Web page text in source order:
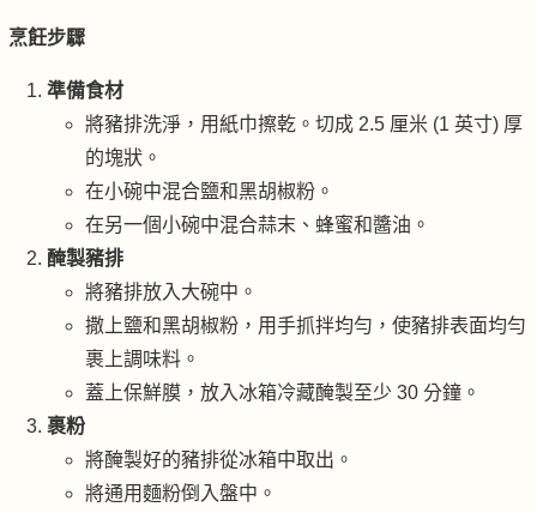
烹飪步驟
準備食材
將豬排洗淨，用紙巾擦乾。切成 2.5 厘米 (1 英寸) 厚
的塊狀。
在小碗中混合鹽和黑胡椒粉。
在另一個小碗中混合蒜末、蜂蜜和醬油。
醃製豬排
將豬排放入大碗中。
撒上鹽和黑胡椒粉，用手抓拌均勻，使豬排表面均勻
裹上調味料。
蓋上保鮮膜，放入冰箱冷藏醃製至少 30 分鐘。
裹粉
將醃製好的豬排從冰箱中取出。
將通用麵粉倒入盤中。